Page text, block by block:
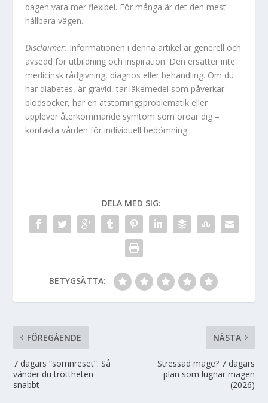
dagen vara mer flexibel. För många är det den mest
hållbara vägen.
Disclaimer: Informationen i denna artikel är generell och
avsedd för utbildning och inspiration. Den ersätter inte
medicinsk rådgivning, diagnos eller behandling. Om du
har diabetes, är gravid, tar läkemedel som påverkar
blodsocker, har en ätstörningsproblematik eller
upplever återkommande symtom som oroar dig –
kontakta vården för individuell bedömning.
DELA MED SIG:
BETYGSÄTTA:
FÖREGÅENDE
7 dagars “sömnreset”: Så
vänder du tröttheten
snabbt
NÄSTA
Stressad mage? 7 dagars
plan som lugnar magen
(2026)